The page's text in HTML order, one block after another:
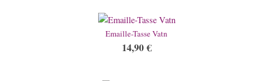
Emaille-Tasse Vatn
14,90€